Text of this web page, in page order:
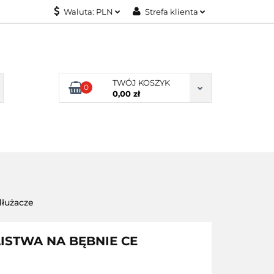
Waluta: PLN Strefa klienta
Dodaj zgłoszenie
Zgody cookies
0
TWÓJ KOSZYK
0,00 zł
KONTAKT
NA BĘBNIE CE